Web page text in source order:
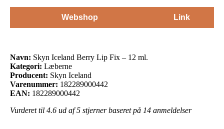
Webshop Link
Navn: Skyn Iceland Berry Lip Fix – 12 ml.
Kategori: Læberne
Producent: Skyn Iceland
Varenummer: 182289000442
EAN: 182289000442
Vurderet til 4.6 ud af 5 stjerner baseret på 14 anmeldelser